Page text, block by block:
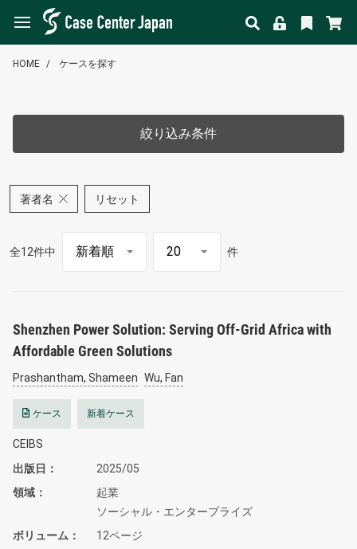
HOME ケースを探す
著者名 リセット
全12件中 件
Shenzhen Power Solution: Serving Off-Grid Africa with
Affordable Green Solutions
Prashantham, Shameen Wu, Fan
ケース 新着ケース
CEIBS
出版日
2025/05
領域
起業
ソーシャル・エンタープライズ
ボリューム
12ページ
絞り込み条件